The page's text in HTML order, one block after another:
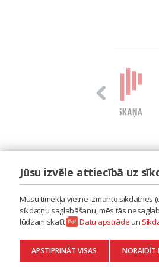
LAIPA
ES RADU
KONTAKTI
SĪKDATŅU
DATU
Jūsu izvēle attiecībā uz
Mūsu tīmekļa vietne izmanto sīkdatnes
sīkdatņu saglabāšanu, mēs tās
lūdzam skatīt
Datu apstrādeun
APSTIPRINĀT VISAS NORAIDĪT